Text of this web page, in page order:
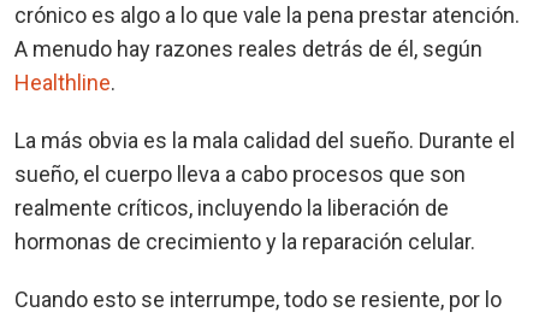
crónico es algo a lo que vale la pena prestar atención.
A menudo hay razones reales detrás de él, según
Healthline.
La más obvia es la mala calidad del sueño. Durante el
sueño, el cuerpo lleva a cabo procesos que son
realmente críticos, incluyendo la liberación de
hormonas de crecimiento y la reparación celular.
Cuando esto se interrumpe, todo se resiente, por lo